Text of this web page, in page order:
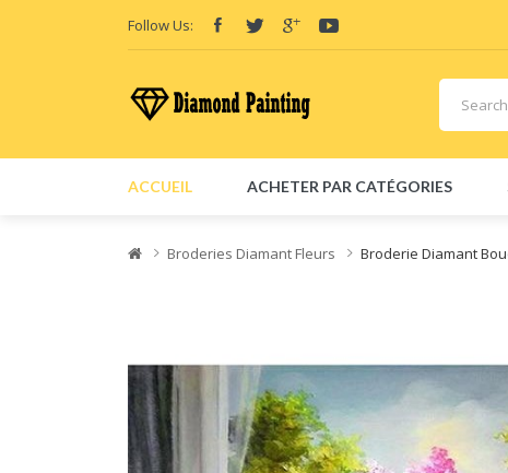
Follow Us:
ACCUEIL ACHETER PAR CATÉGORIES
Broderies Diamant Fleurs Broderie Diamant